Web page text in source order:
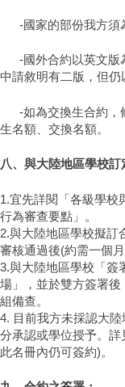
-國家的部份我方須
-國外合約以英文版
中請敘明有二版，但仍
-如為交換生合約，
生名額、交換名額。
八、與大陸地區學校
1.宜先詳閱「各級學校
行為審查要點」。
2.與大陸地區學校擬訂
審核通過後(約需一個
3.與大陸地區學校「簽
場」，並於雙方簽署
組備查。
4. 目前我方未採認大
分承認或學位授予。詳
此名冊內仍可簽約)。